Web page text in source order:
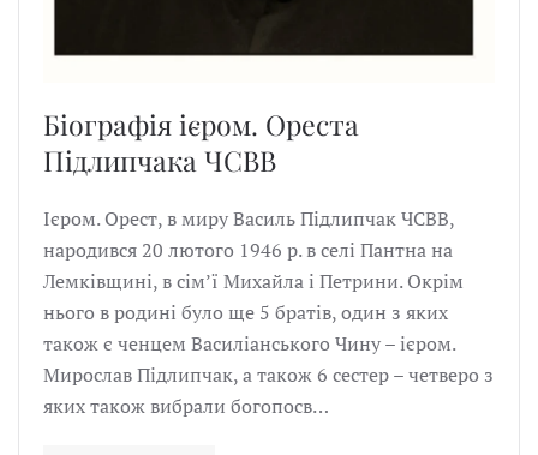
Біографія ієром. Ореста
Підлипчака ЧСВВ
Ієром. Орест, в миру Василь Підлипчак ЧСВВ,
народився 20 лютого 1946 р. в селі Пантна на
Лемківщині, в сім’ї Михайла і Петрини. Окрім
нього в родині було ще 5 братів, один з яких
також є ченцем Василіанського Чину – ієром.
Мирослав Підлипчак, а також 6 сестер – четверо з
яких також вибрали богопосв…